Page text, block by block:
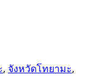
, จังหวัดโทยามะ,